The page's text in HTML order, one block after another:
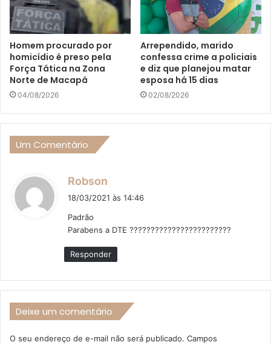
Homem procurado por
homicídio é preso pela
Força Tática na Zona
Norte de Macapá
04/08/2026
Arrependido, marido
confessa crime a policiais
e diz que planejou matar
esposa há 15 dias
02/08/2026
Um Comentário
Robson
e
:
18/03/2021 às 14:46
Padrão
Parabens a DTE ????????????????????????
Responder
Deixe um comentário
O seu endereço de e-mail não será publicado. Campos